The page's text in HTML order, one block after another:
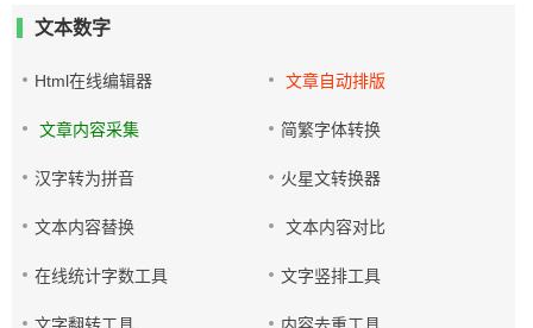
文本数字
Html在线编辑器 文章自动排版
文章内容采集 简繁字体转换
汉字转为拼音 火星文转换器
文本内容替换 文本内容对比
在线统计字数工具 文字竖排工具